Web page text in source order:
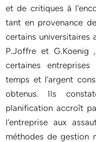
et de critiques à
tant en provenance
certains universitaires
P.Joffre et G.Koenig
certaines
temps et l‘argent
obtenus. Ils
planification accroît
l‘entreprise aux
méthodes de gestion